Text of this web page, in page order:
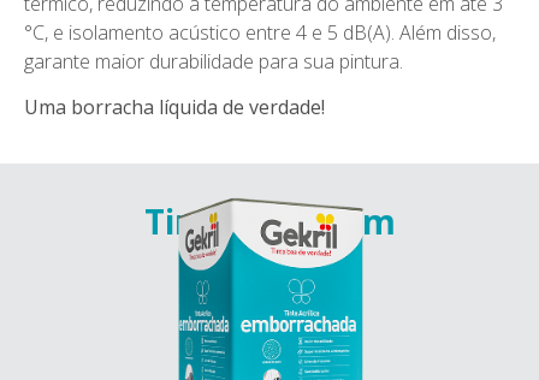
°C, e isolamento acústico entre 4 e 5 dB(A). Além disso,
garante maior durabilidade para sua pintura.
Uma borracha líquida de verdade!
Tinta Premium
Interior e Exterior